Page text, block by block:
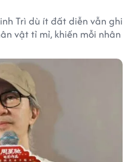
Trì dù ít đất diễn vẫn ghi
vật tỉ mỉ, khiến mỗi nhân